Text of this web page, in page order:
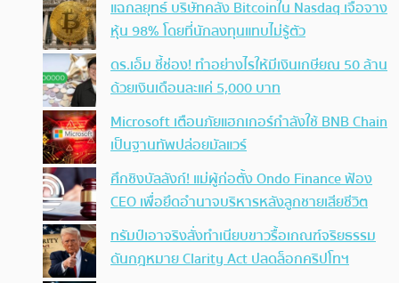
แฉกลยุทธ์ บริษัทคลัง Bitcoinใน Nasdaq เจือจาง
หุ้น 98% โดยที่นักลงทุนแทบไม่รู้ตัว
ดร.เอ็ม ชี้ช่อง! ทำอย่างไรให้มีเงินเกษียณ 50 ล้าน
ด้วยเงินเดือนละแค่ 5,000 บาท
Microsoft เตือนภัยแฮกเกอร์กำลังใช้ BNB Chain
เป็นฐานทัพปล่อยมัลแวร์
ศึกชิงบัลลังก์! แม่ผู้ก่อตั้ง Ondo Finance ฟ้อง
CEO เพื่อยึดอำนาจบริหารหลังลูกชายเสียชีวิต
ทรัมป์เอาจริง สั่งทำเนียบขาวรื้อเกณฑ์จริยธรรม
ดันกฎหมาย Clarity Act ปลดล็อกคริปโทฯ